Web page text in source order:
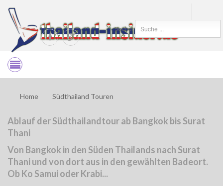
Suchen
Home Südthailand Touren
Ablauf der Südthailandtour ab Bangkok bis Surat
Thani
Von Bangkok in den Süden Thailands nach Surat
Thani und von dort aus in den gewählten Badeort.
Ob Ko Samui oder Krabi...